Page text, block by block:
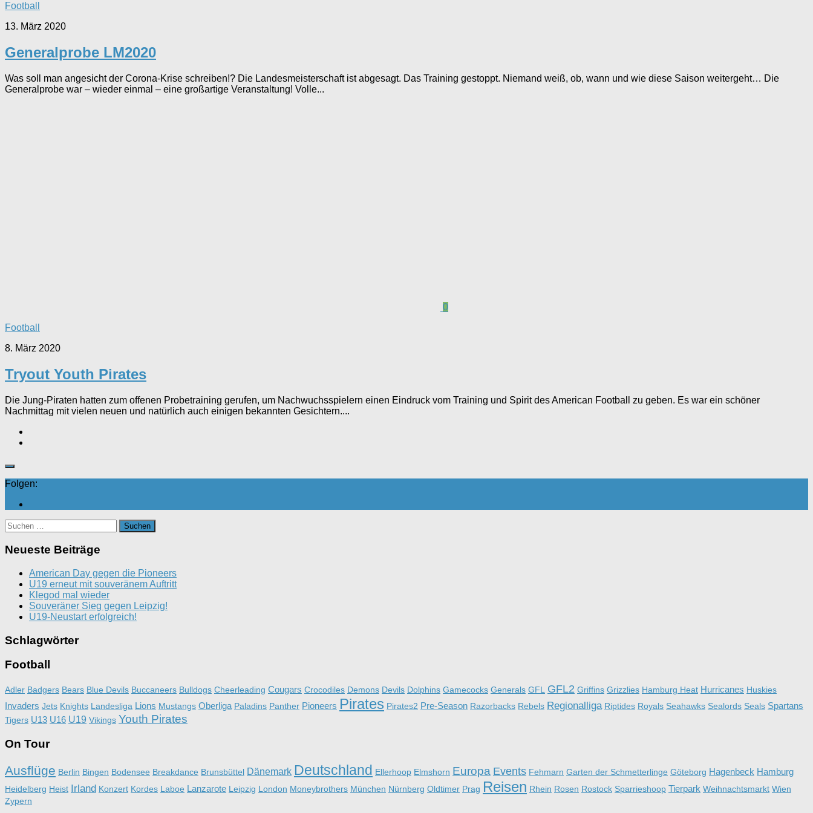
Football
13. März 2020
Generalprobe LM2020
Was soll man angesicht der Corona-Krise schreiben!? Die Landesmeisterschaft ist abgesagt. Das Training gestoppt. Niemand weiß, ob, wann und wie diese Saison weitergeht… Die
Generalprobe war – wieder einmal – eine großartige Veranstaltung! Volle...
0
Football
8. März 2020
Tryout Youth Pirates
Die Jung-Piraten hatten zum offenen Probetraining gerufen, um Nachwuchsspielern einen Eindruck vom Training und Spirit des American Football zu geben. Es war ein schöner
Nachmittag mit vielen neuen und natürlich auch einigen bekannten Gesichtern....
Folgen:
Suchen
nach:
Neueste Beiträge
American Day gegen die Pioneers
U19 erneut mit souveränem Auftritt
Klegod mal wieder
Souveräner Sieg gegen Leipzig!
U19-Neustart erfolgreich!
Schlagwörter
Football
Adler Badgers Bears Blue Devils Buccaneers Bulldogs Cheerleading Cougars Crocodiles Demons Devils Dolphins Gamecocks Generals GFL GFL2 Griffins Grizzlies Hamburg Heat Hurricanes Huskies
Invaders Jets Knights Landesliga Lions Mustangs Oberliga Paladins Panther Pioneers Pirates Pirates2 Pre-Season Razorbacks Rebels Regionalliga Riptides Royals Seahawks Sealords Seals Spartans
Tigers U13 U16 U19 Vikings Youth Pirates
On Tour
Ausflüge Berlin Bingen Bodensee Breakdance Brunsbüttel Dänemark Deutschland Ellerhoop Elmshorn Europa Events Fehmarn Garten der Schmetterlinge Göteborg Hagenbeck Hamburg
Heidelberg Heist Irland Konzert Kordes Laboe Lanzarote Leipzig London Moneybrothers München Nürnberg Oldtimer Prag Reisen Rhein Rosen Rostock Sparrieshoop Tierpark Weihnachtsmarkt Wien
Zypern